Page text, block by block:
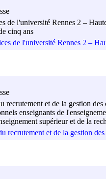
de l'université Rennes 2 –
cinq ans
de l'université Rennes 2 –
recrutement et de la gestion
enseignants de
supérieur et de la
recrutement et de la gestion